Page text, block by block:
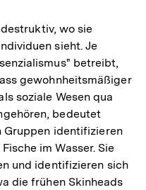
wo sie
sieht. Je
betreibt,
gewohnheitsmäßiger
soziale Wesen qua
bedeutet
Gruppen identifizieren
im Wasser. Sie
und identifizieren sich
die frühen Skinheads